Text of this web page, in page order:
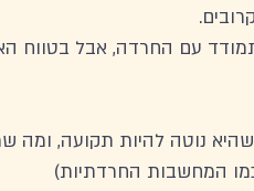
עם החרדה, אבל בטווח
נוטה להיות תקועה, ומה
המחשבות החרדתיות)